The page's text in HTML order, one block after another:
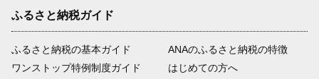
ふるさと納税ガイド
ふるさと納税の基本ガイド
ワンストップ特例制度ガイド
ANAのふるさと納税の特徴
はじめての方へ